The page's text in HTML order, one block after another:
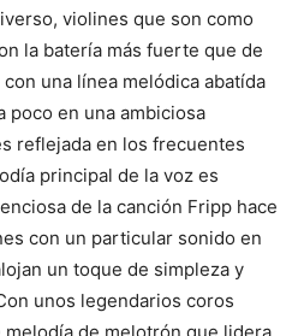
violines que son como
la batería más fuerte que de
una línea melódica abatída
poco en una ambiciosa
reflejada en los frecuentes
principal de la voz es
de la canción Fripp hace
con un particular sonido en
un toque de simpleza y
unos legendarios coros
melodía de melotrón que lidera